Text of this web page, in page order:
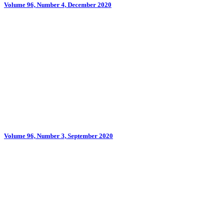
Volume 96, Number 4, December 2020
Volume 96, Number 3, September 2020